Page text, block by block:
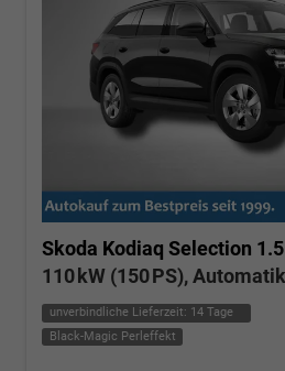
Skoda Kodiaq Selection
110 kW (150 PS), Automatik
unverbindliche Lieferzeit: 14 Tage
Black-Magic Perleffekt